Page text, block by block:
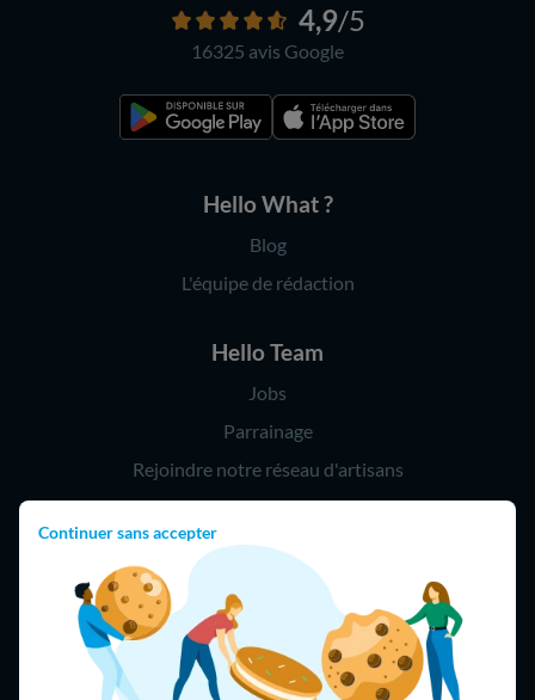
Continuer sans accepter
4,9/5
16325 avis Google
Hello What ?
Blog
L'équipe de rédaction
Hello Team
Jobs
Parrainage
Rejoindre notre réseau d'artisans
Hello !
09 75 18 60 60
(8h-21h)
75018 Paris